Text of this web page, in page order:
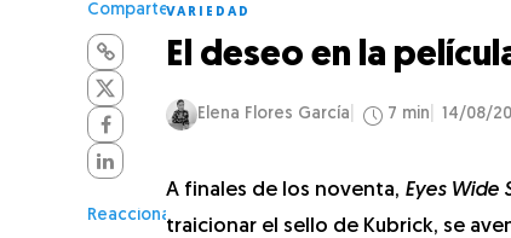
Comparte
Reacciona
VARIEDAD
El deseo en la
Elena Flores García 7 min 14/08/
A finales de los noventa, Eyes Wide
traicionar el sello de Kubrick, se